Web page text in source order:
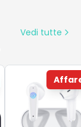
ES4519
Vedi tutte